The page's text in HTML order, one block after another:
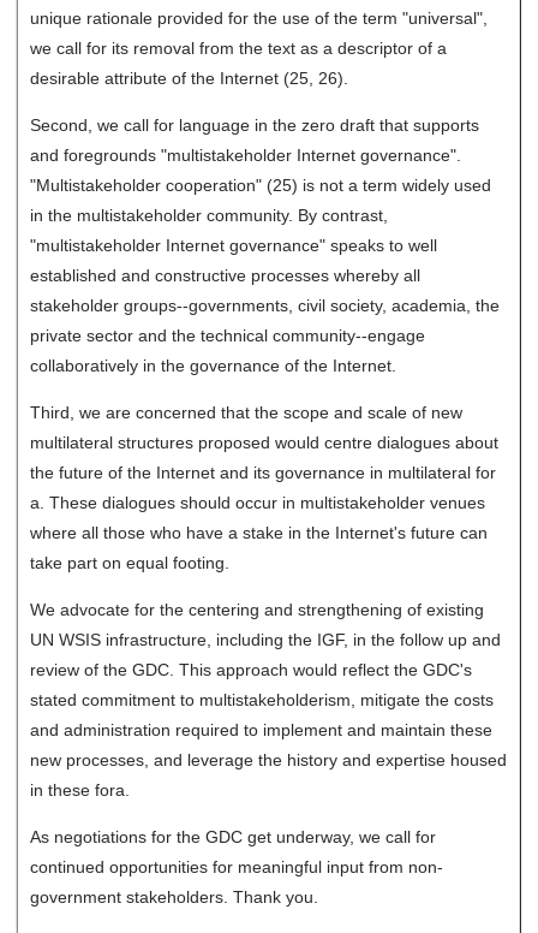
unique rationale provided for the use of the term "universal",
we call for its removal from the text as a descriptor of a
desirable attribute of the Internet (25, 26).
Second, we call for language in the zero draft that supports
and foregrounds "multistakeholder Internet governance".
"Multistakeholder cooperation" (25) is not a term widely used
in the multistakeholder community. By contrast,
"multistakeholder Internet governance" speaks to well
established and constructive processes whereby all
stakeholder groups--governments, civil society, academia, the
private sector and the technical community--engage
collaboratively in the governance of the Internet.
Third, we are concerned that the scope and scale of new
multilateral structures proposed would centre dialogues about
the future of the Internet and its governance in multilateral for
a. These dialogues should occur in multistakeholder venues
where all those who have a stake in the Internet's future can
take part on equal footing.
We advocate for the centering and strengthening of existing
UN WSIS infrastructure, including the IGF, in the follow up and
review of the GDC. This approach would reflect the GDC's
stated commitment to multistakeholderism, mitigate the costs
and administration required to implement and maintain these
new processes, and leverage the history and expertise housed
in these fora.
As negotiations for the GDC get underway, we call for
continued opportunities for meaningful input from non-
government stakeholders. Thank you.